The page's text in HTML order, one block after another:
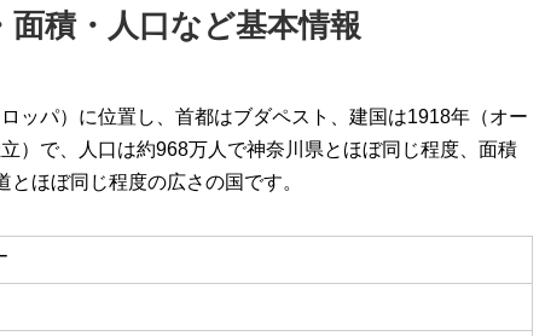
積・人口など基本情報
ッパ）に位置し、首都はブダペスト、建国は1918年（オー
）で、人口は約968万人で神奈川県とほぼ同じ程度、面積
ほぼ同じ程度の広さの国です。